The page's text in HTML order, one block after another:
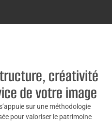
créativité
de votre image
sur une méthodologie
pour valoriser le patrimoine